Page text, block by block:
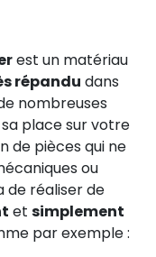
est un matériau
répandu dans
nombreuses
place sur votre
de pièces qui ne
ou
réaliser de
et simplement
par exemple :